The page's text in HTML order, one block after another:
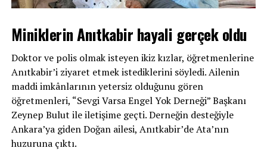
Miniklerin Anıtkabir hayali gerçek oldu
Doktor ve polis olmak isteyen ikiz kızlar, öğretmenlerine
Anıtkabir’i ziyaret etmek istediklerini söyledi. Ailenin
maddi imkânlarının yetersiz olduğunu gören
öğretmenleri, “Sevgi Varsa Engel Yok Derneği” Başkanı
Zeynep Bulut ile iletişime geçti. Derneğin desteğiyle
Ankara’ya giden Doğan ailesi, Anıtkabir’de Ata’nın
huzuruna çıktı.